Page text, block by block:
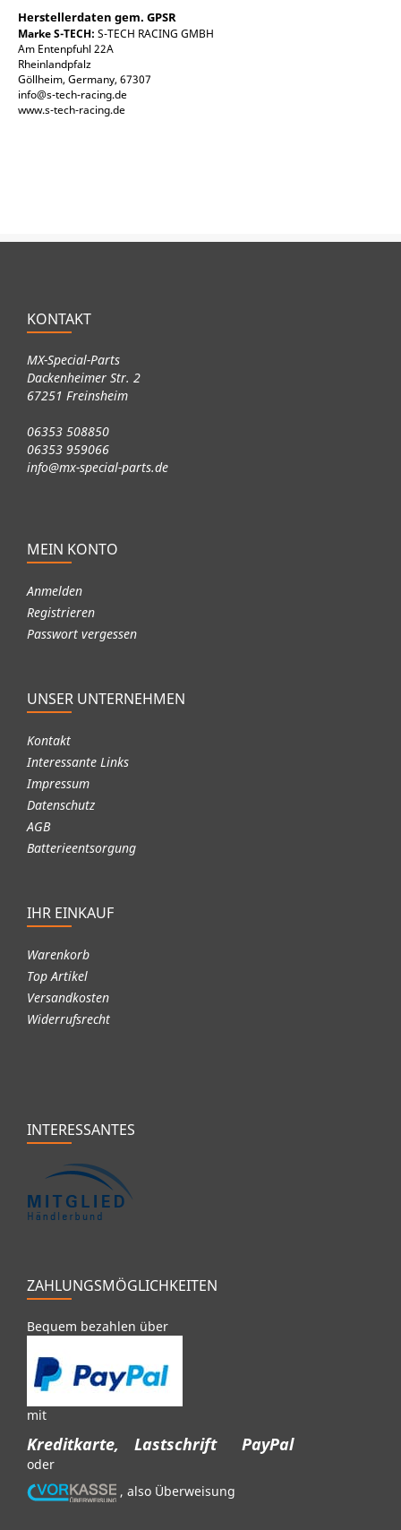
Herstellerdaten gem. GPSR
Marke S-TECH: S-TECH RACING GMBH
Am Entenpfuhl 22A
Rheinlandpfalz
Göllheim, Germany, 67307
info@s-tech-racing.de
www.s-tech-racing.de
KONTAKT
MX-Special-Parts
Dackenheimer Str. 2
67251 Freinsheim
06353 508850
06353 959066
info@mx-special-parts.de
MEIN KONTO
Anmelden
Registrieren
Passwort vergessen
UNSER UNTERNEHMEN
Kontakt
Interessante Links
Impressum
Datenschutz
AGB
Batterieentsorgung
IHR EINKAUF
Warenkorb
Top Artikel
Versandkosten
Widerrufsrecht
INTERESSANTES
ZAHLUNGSMÖGLICHKEITEN
Bequem bezahlen über
mit
Kreditkarte, Lastschrift PayPal
oder
, also Überweisung